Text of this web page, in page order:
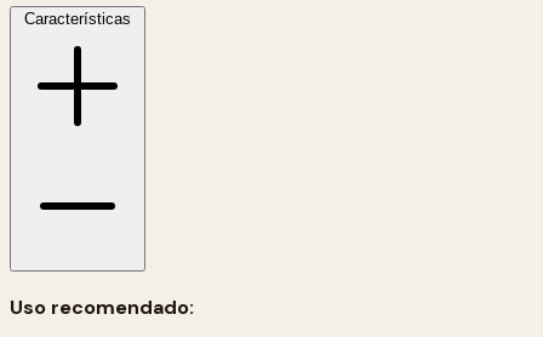
Características
Uso recomendado: